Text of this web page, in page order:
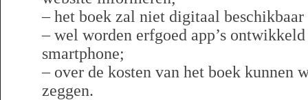
– het boek zal niet digitaal
– wel worden erfgoed app’s
smartphone;
– over de kosten van het boek kunnen
zeggen.